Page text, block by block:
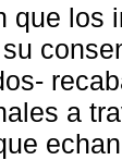
que los
a